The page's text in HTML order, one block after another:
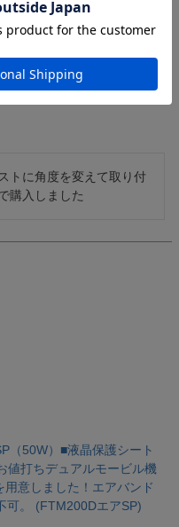
適合パイプ8-32φ
トに角度を変えて取り付
購入しました
（50W）■液晶保護シート
値打ちデュアルモービル機
意しました！エアバンド
可。 (FTM200DエアSP)